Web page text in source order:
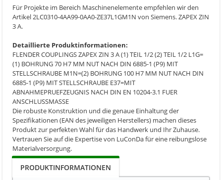
Für Projekte im Bereich Maschinenelemente empfehlen wir den
Artikel 2LC0310-4AA99-0AA0-ZE37L1GM1N von Siemens. ZAPEX ZIN
3 A.
Detaillierte Produktinformationen:
FLENDER COUPLINGS ZAPEX ZIN 3 A (1) TEIL 1/2 (2) TEIL 1/2 L1G=
(1) BOHRUNG 70 H7 MM NUT NACH DIN 6885-1 (P9) MIT
STELLSCHRAUBE M1N=(2) BOHRUNG 100 H7 MM NUT NACH DIN
6885-1 (P9) MIT STELLSCHRAUBE E37=MIT
ABNAHMEPRUEFZEUGNIS NACH DIN EN 10204-3.1 FUER
ANSCHLUSSMASSE
Die robuste Konstruktion und die genaue Einhaltung der
Spezifikationen (EAN des jeweiligen Herstellers) machen dieses
Produkt zur perfekten Wahl für das Handwerk und Ihr Zuhause.
Vertrauen Sie auf die Expertise von LuConDa für eine reibungslose
Materialversorgung.
PRODUKTINFORMATIONEN